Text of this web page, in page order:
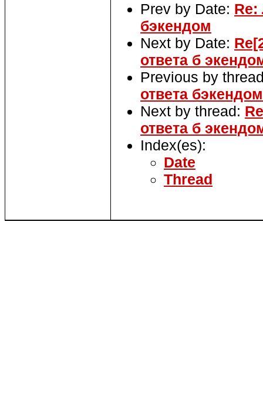
Prev by Date: Re:
бэкендом
Next by Date:
ответа б
Previous by
ответа бэкендом
Next by thread:
ответа б
Index(es):
Date
Thread